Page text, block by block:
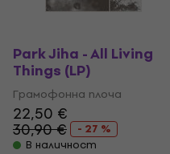
Park Jiha - All Living
Things (LP)
Грамофонна плоча
22,50 €
30,90 €
- 27 %
В наличност